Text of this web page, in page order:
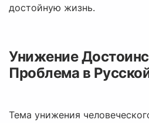
достойную жизнь.
Унижение
Проблема в
Тема унижения